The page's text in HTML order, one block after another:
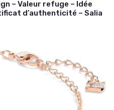
– Valeur refuge – Idée
d’authenticité – Salia